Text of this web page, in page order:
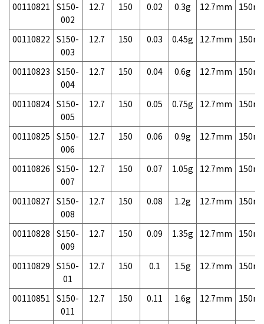
00110821 S150-
002
12.7 150 0.02 0.3g 12.7mm
00110822 S150-
003
12.7 150 0.03 0.45g 12.7mm
00110823 S150-
004
12.7 150 0.04 0.6g 12.7mm
00110824 S150-
005
12.7 150 0.05 0.75g 12.7mm
00110825 S150-
006
12.7 150 0.06 0.9g 12.7mm
00110826 S150-
007
12.7 150 0.07 1.05g 12.7mm
00110827 S150-
008
12.7 150 0.08 1.2g 12.7mm
00110828 S150-
009
12.7 150 0.09 1.35g 12.7mm
00110829 S150-
01
12.7 150 0.1 1.5g 12.7mm
00110851 S150-
011
12.7 150 0.11 1.6g 12.7mm